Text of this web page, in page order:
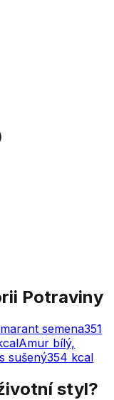
Potraviny
semena351
Amur bílý,
sušený354 kcal
styl?